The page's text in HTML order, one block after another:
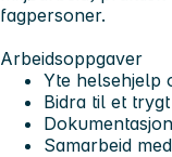
fagpersoner.
Arbeidsoppgaver
Yte helsehjelp
Bidra til et
Samarbeid